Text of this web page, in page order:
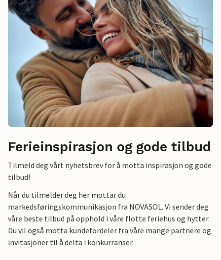
Ferieinspirasjon og gode tilbud
Tilmeld deg vårt nyhetsbrev for å motta inspirasjon og gode
tilbud!
Når du tilmelder deg her mottar du
markedsføringskommunikasjon fra NOVASOL. Vi sender deg
våre beste tilbud på opphold i våre flotte feriehus og hytter.
Du vil også motta kundefordeler fra våre mange partnere og
invitasjoner til å delta i konkurranser.